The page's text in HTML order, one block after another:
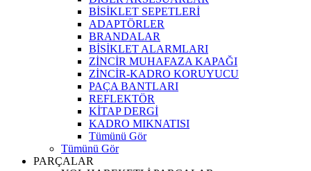
BİSİKLET SEPETLERİ
ADAPTÖRLER
BRANDALAR
BİSİKLET ALARMLARI
ZİNCİR MUHAFAZA KAPAĞI
ZİNCİR-KADRO KORUYUCU
PAÇA BANTLARI
REFLEKTÖR
KİTAP DERGİ
KADRO MIKNATISI
Tümünü Gör
Tümünü Gör
PARÇALAR